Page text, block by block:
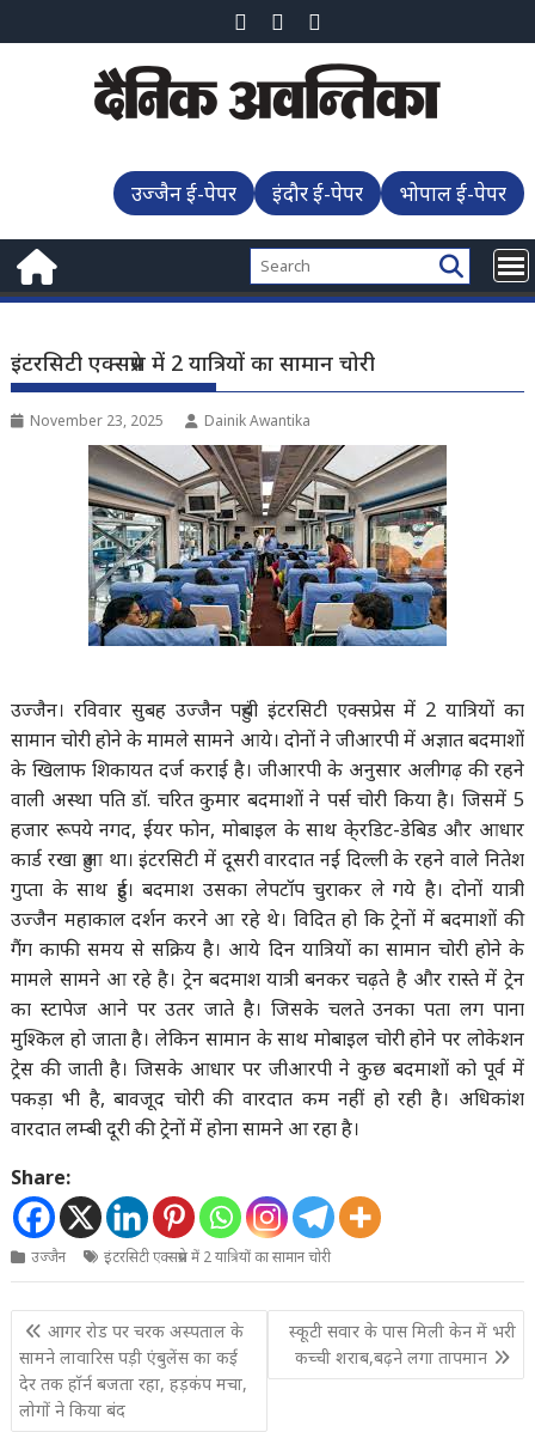
to
उज्जैन ई-पेपर इंदौर ई-पेपर भोपाल ई-पेपर
इंटरसिटी एक्सप्रेस में 2 यात्रियों का सामान चोरी
November 23, 2025 Dainik Awantika
उज्जैन। रविवार सुबह उज्जैन पहुंची इंटरसिटी एक्सप्रेस में 2 यात्रियों का
सामान चोरी होने के मामले सामने आये। दोनों ने जीआरपी में अज्ञात बदमाशों
के खिलाफ शिकायत दर्ज कराई है। जीआरपी के अनुसार अलीगढ़ की रहने
वाली अस्था पति डॉ. चरित कुमार बदमाशों ने पर्स चोरी किया है। जिसमें 5
हजार रूपये नगद, ईयर फोन, मोबाइल के साथ के्रडिट-डेबिड और आधार
कार्ड रखा हुआ था। इंटरसिटी में दूसरी वारदात नई दिल्ली के रहने वाले नितेश
गुप्ता के साथ हुई। बदमाश उसका लेपटॉप चुराकर ले गये है। दोनों यात्री
उज्जैन महाकाल दर्शन करने आ रहे थे। विदित हो कि ट्रेनों में बदमाशों की
गैंग काफी समय से सक्रिय है। आये दिन यात्रियों का सामान चोरी होने के
मामले सामने आ रहे है। ट्रेन बदमाश यात्री बनकर चढ़ते है और रास्ते में ट्रेन
का स्टापेज आने पर उतर जाते है। जिसके चलते उनका पता लग पाना
मुश्किल हो जाता है। लेकिन सामान के साथ मोबाइल चोरी होने पर लोकेशन
ट्रेस की जाती है। जिसके आधार पर जीआरपी ने कुछ बदमाशों को पूर्व में
पकड़ा भी है, बावजूद चोरी की वारदात कम नहीं हो रही है। अधिकांश
वारदात लम्बी दूरी की ट्रेनों में होना सामने आ रहा है।
Share:
उज्जैन इंटरसिटी एक्सप्रेस में 2 यात्रियों का सामान चोरी
Post
navigation
आगर रोड पर चरक अस्पताल के
सामने लावारिस पड़ी एंबुलेंस का कई
देर तक हॉर्न बजता रहा, हड़कंप मचा,
लोगों ने किया बंद
स्कूटी सवार के पास मिली केन में भरी
कच्ची शराब,बढ़ने लगा तापमान